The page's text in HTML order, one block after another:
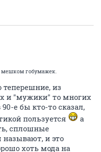
мешком гобумажек.
из
и "мужики" то многих
е бы кто-то сказал,
пользуется
а
сплошные
и это
хоть мода на